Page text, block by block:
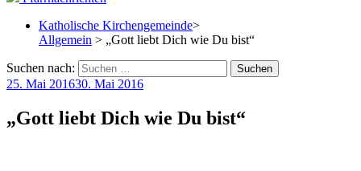
Katholische Kirchengemeinde>
Allgemein > „Gott liebt Dich wie Du bist“
Suchen nach:
25. Mai 201630. Mai 2016
„Gott liebt Dich wie Du bist“